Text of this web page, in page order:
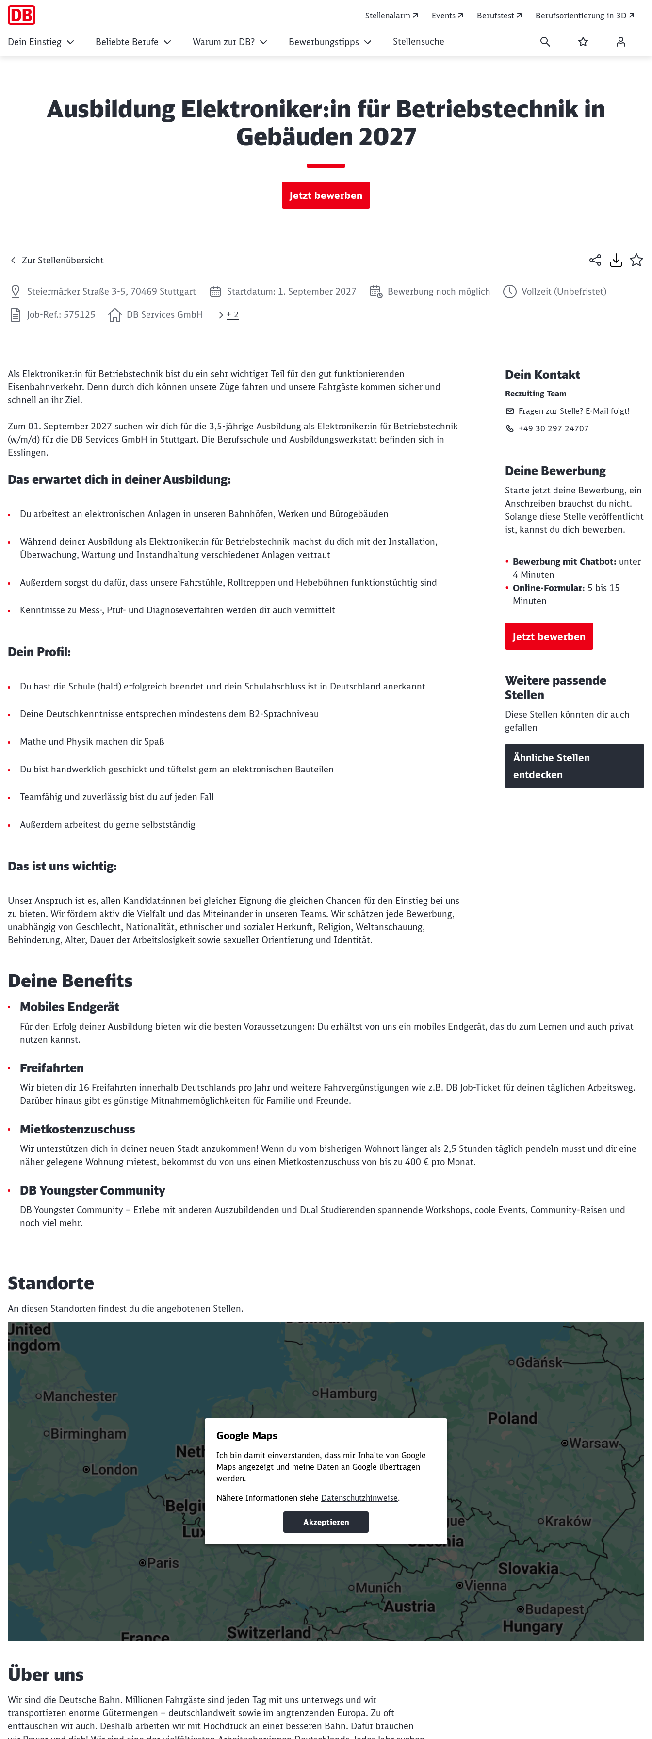
Stellenalarm Events Berufstest Berufsorientierung in 3D
Dein Einstieg Beliebte Berufe Warum zur DB? Bewerbungstipps Stellensuche
Ausbildung Elektroniker:in für Betriebstechnik in
Gebäuden 2027
Jetzt bewerben
Zur Stellenübersicht
Steiermärker Straße 3-5, 70469 Stuttgart Startdatum: 1. September 2027 Bewerbung noch möglich Vollzeit (Unbefristet)
Job-Ref.: 575125 DB Services GmbH + 2
Als Elektroniker:in für Betriebstechnik bist du ein sehr wichtiger Teil für den gut funktionierenden
Eisenbahnverkehr. Denn durch dich können unsere Züge fahren und unsere Fahrgäste kommen sicher und
schnell an ihr Ziel.
Zum 01. September 2027 suchen wir dich für die 3,5-jährige Ausbildung als Elektroniker:in für Betriebstechnik
(w/m/d) für die DB Services GmbH in Stuttgart. Die Berufsschule und Ausbildungswerkstatt befinden sich in
Esslingen.
Das erwartet dich in deiner Ausbildung:
Du arbeitest an elektronischen Anlagen in unseren Bahnhöfen, Werken und Bürogebäuden
Während deiner Ausbildung als Elektroniker:in für Betriebstechnik machst du dich mit der Installation,
Überwachung, Wartung und Instandhaltung verschiedener Anlagen vertraut
Außerdem sorgst du dafür, dass unsere Fahrstühle, Rolltreppen und Hebebühnen funktionstüchtig sind
Kenntnisse zu Mess-, Prüf- und Diagnoseverfahren werden dir auch vermittelt
Dein Profil:
Du hast die Schule (bald) erfolgreich beendet und dein Schulabschluss ist in Deutschland anerkannt
Deine Deutschkenntnisse entsprechen mindestens dem B2-Sprachniveau
Mathe und Physik machen dir Spaß
Du bist handwerklich geschickt und tüftelst gern an elektronischen Bauteilen
Teamfähig und zuverlässig bist du auf jeden Fall
Außerdem arbeitest du gerne selbstständig
Das ist uns wichtig:
Unser Anspruch ist es, allen Kandidat:innen bei gleicher Eignung die gleichen Chancen für den Einstieg bei uns
zu bieten. Wir fördern aktiv die Vielfalt und das Miteinander in unseren Teams. Wir schätzen jede Bewerbung,
unabhängig von Geschlecht, Nationalität, ethnischer und sozialer Herkunft, Religion, Weltanschauung,
Behinderung, Alter, Dauer der Arbeitslosigkeit sowie sexueller Orientierung und Identität.
Dein Kontakt
Recruiting Team
Fragen zur Stelle? E‑Mail folgt!
+49 30 297 24707
Deine Bewerbung
Starte jetzt deine Bewerbung, ein
Anschreiben brauchst du nicht.
Solange diese Stelle veröffentlicht
ist, kannst du dich bewerben.
Bewerbung mit Chatbot: unter
4 Minuten
Online-Formular: 5 bis 15
Minuten
Jetzt bewerben
Weitere passende
Stellen
Diese Stellen könnten dir auch
gefallen
Ähnliche Stellen
entdecken
Deine Benefits
Mobiles Endgerät
Für den Erfolg deiner Ausbildung bieten wir die besten Voraussetzungen: Du erhältst von uns ein mobiles Endgerät, das du zum Lernen und auch privat
nutzen kannst.
Freifahrten
Wir bieten dir 16 Freifahrten innerhalb Deutschlands pro Jahr und weitere Fahrvergünstigungen wie z.B. DB Job-Ticket für deinen täglichen Arbeitsweg.
Darüber hinaus gibt es günstige Mitnahmemöglichkeiten für Familie und Freunde.
Mietkostenzuschuss
Wir unterstützen dich in deiner neuen Stadt anzukommen! Wenn du vom bisherigen Wohnort länger als 2,5 Stunden täglich pendeln musst und dir eine
näher gelegene Wohnung mietest, bekommst du von uns einen Mietkostenzuschuss von bis zu 400 € pro Monat.
DB Youngster Community
DB Youngster Community – Erlebe mit anderen Auszubildenden und Dual Studierenden spannende Workshops, coole Events, Community-Reisen und
noch viel mehr.
Standorte
An diesen Standorten findest du die angebotenen Stellen.
Es dauert dir zu lange?
Suchbegriffe eingeben
Über uns
Wir sind die Deutsche Bahn. Millionen Fahrgäste sind jeden Tag mit uns unterwegs und wir
transportieren enorme Gütermengen – deutschlandweit sowie im angrenzenden Europa. Zu oft
enttäuschen wir auch. Deshalb arbeiten wir mit Hochdruck an einer besseren Bahn. Dafür brauchen
Abbrechen